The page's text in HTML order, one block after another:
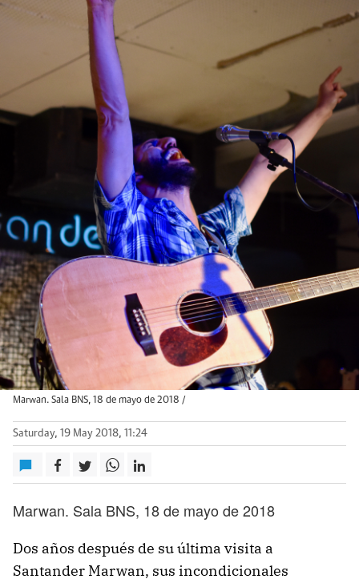
Marwan. Sala BNS, 18 de mayo de 2018 /
Saturday, 19 May 2018, 11:24
Marwan. Sala BNS, 18 de mayo de 2018
Dos años después de su última visita a
Santander Marwan, sus incondicionales